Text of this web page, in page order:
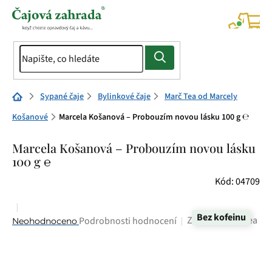
Přejít
Domů Sypané čaje Bylinkové čaje
Marč Tea od Marcely
Košanové
Marcela Košanová – Probouzím novou lásku 100 g ℮
Marcela Košanová – Probouzím novou lásku
100 g ℮
Kód:04709
Bez kofeinu
Průměrné
Neohodnoceno Podrobnosti hodnocení Značka:Marc Tea